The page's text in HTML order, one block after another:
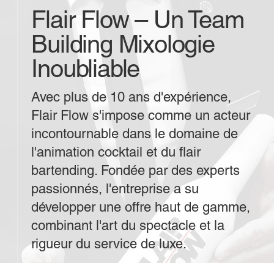
Flair Flow – Un Team
Building Mixologie
Inoubliable
Avec plus de 10 ans d'expérience,
Flair Flow s'impose comme un acteur
incontournable dans le domaine de
l'animation cocktail et du flair
bartending. Fondée par des experts
passionnés, l'entreprise a su
développer une offre haut de gamme,
combinant l'art du spectacle et la
rigueur du service de luxe.